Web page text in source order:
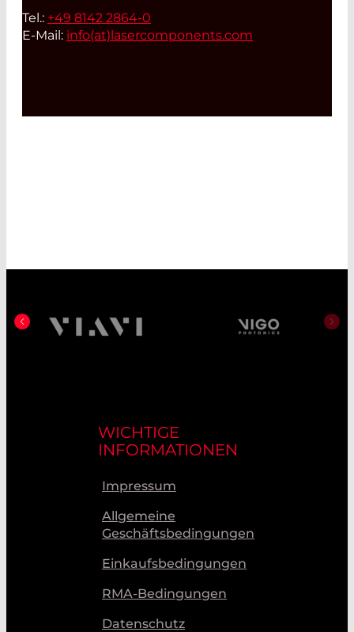
Tel.: +49 8142 2864-0
E-Mail: info(at)lasercomponents.com
WICHTIGE
INFORMATIONEN
Impressum
Allgemeine
Geschäftsbedingungen
Einkaufsbedingungen
RMA-Bedingungen
Datenschutz